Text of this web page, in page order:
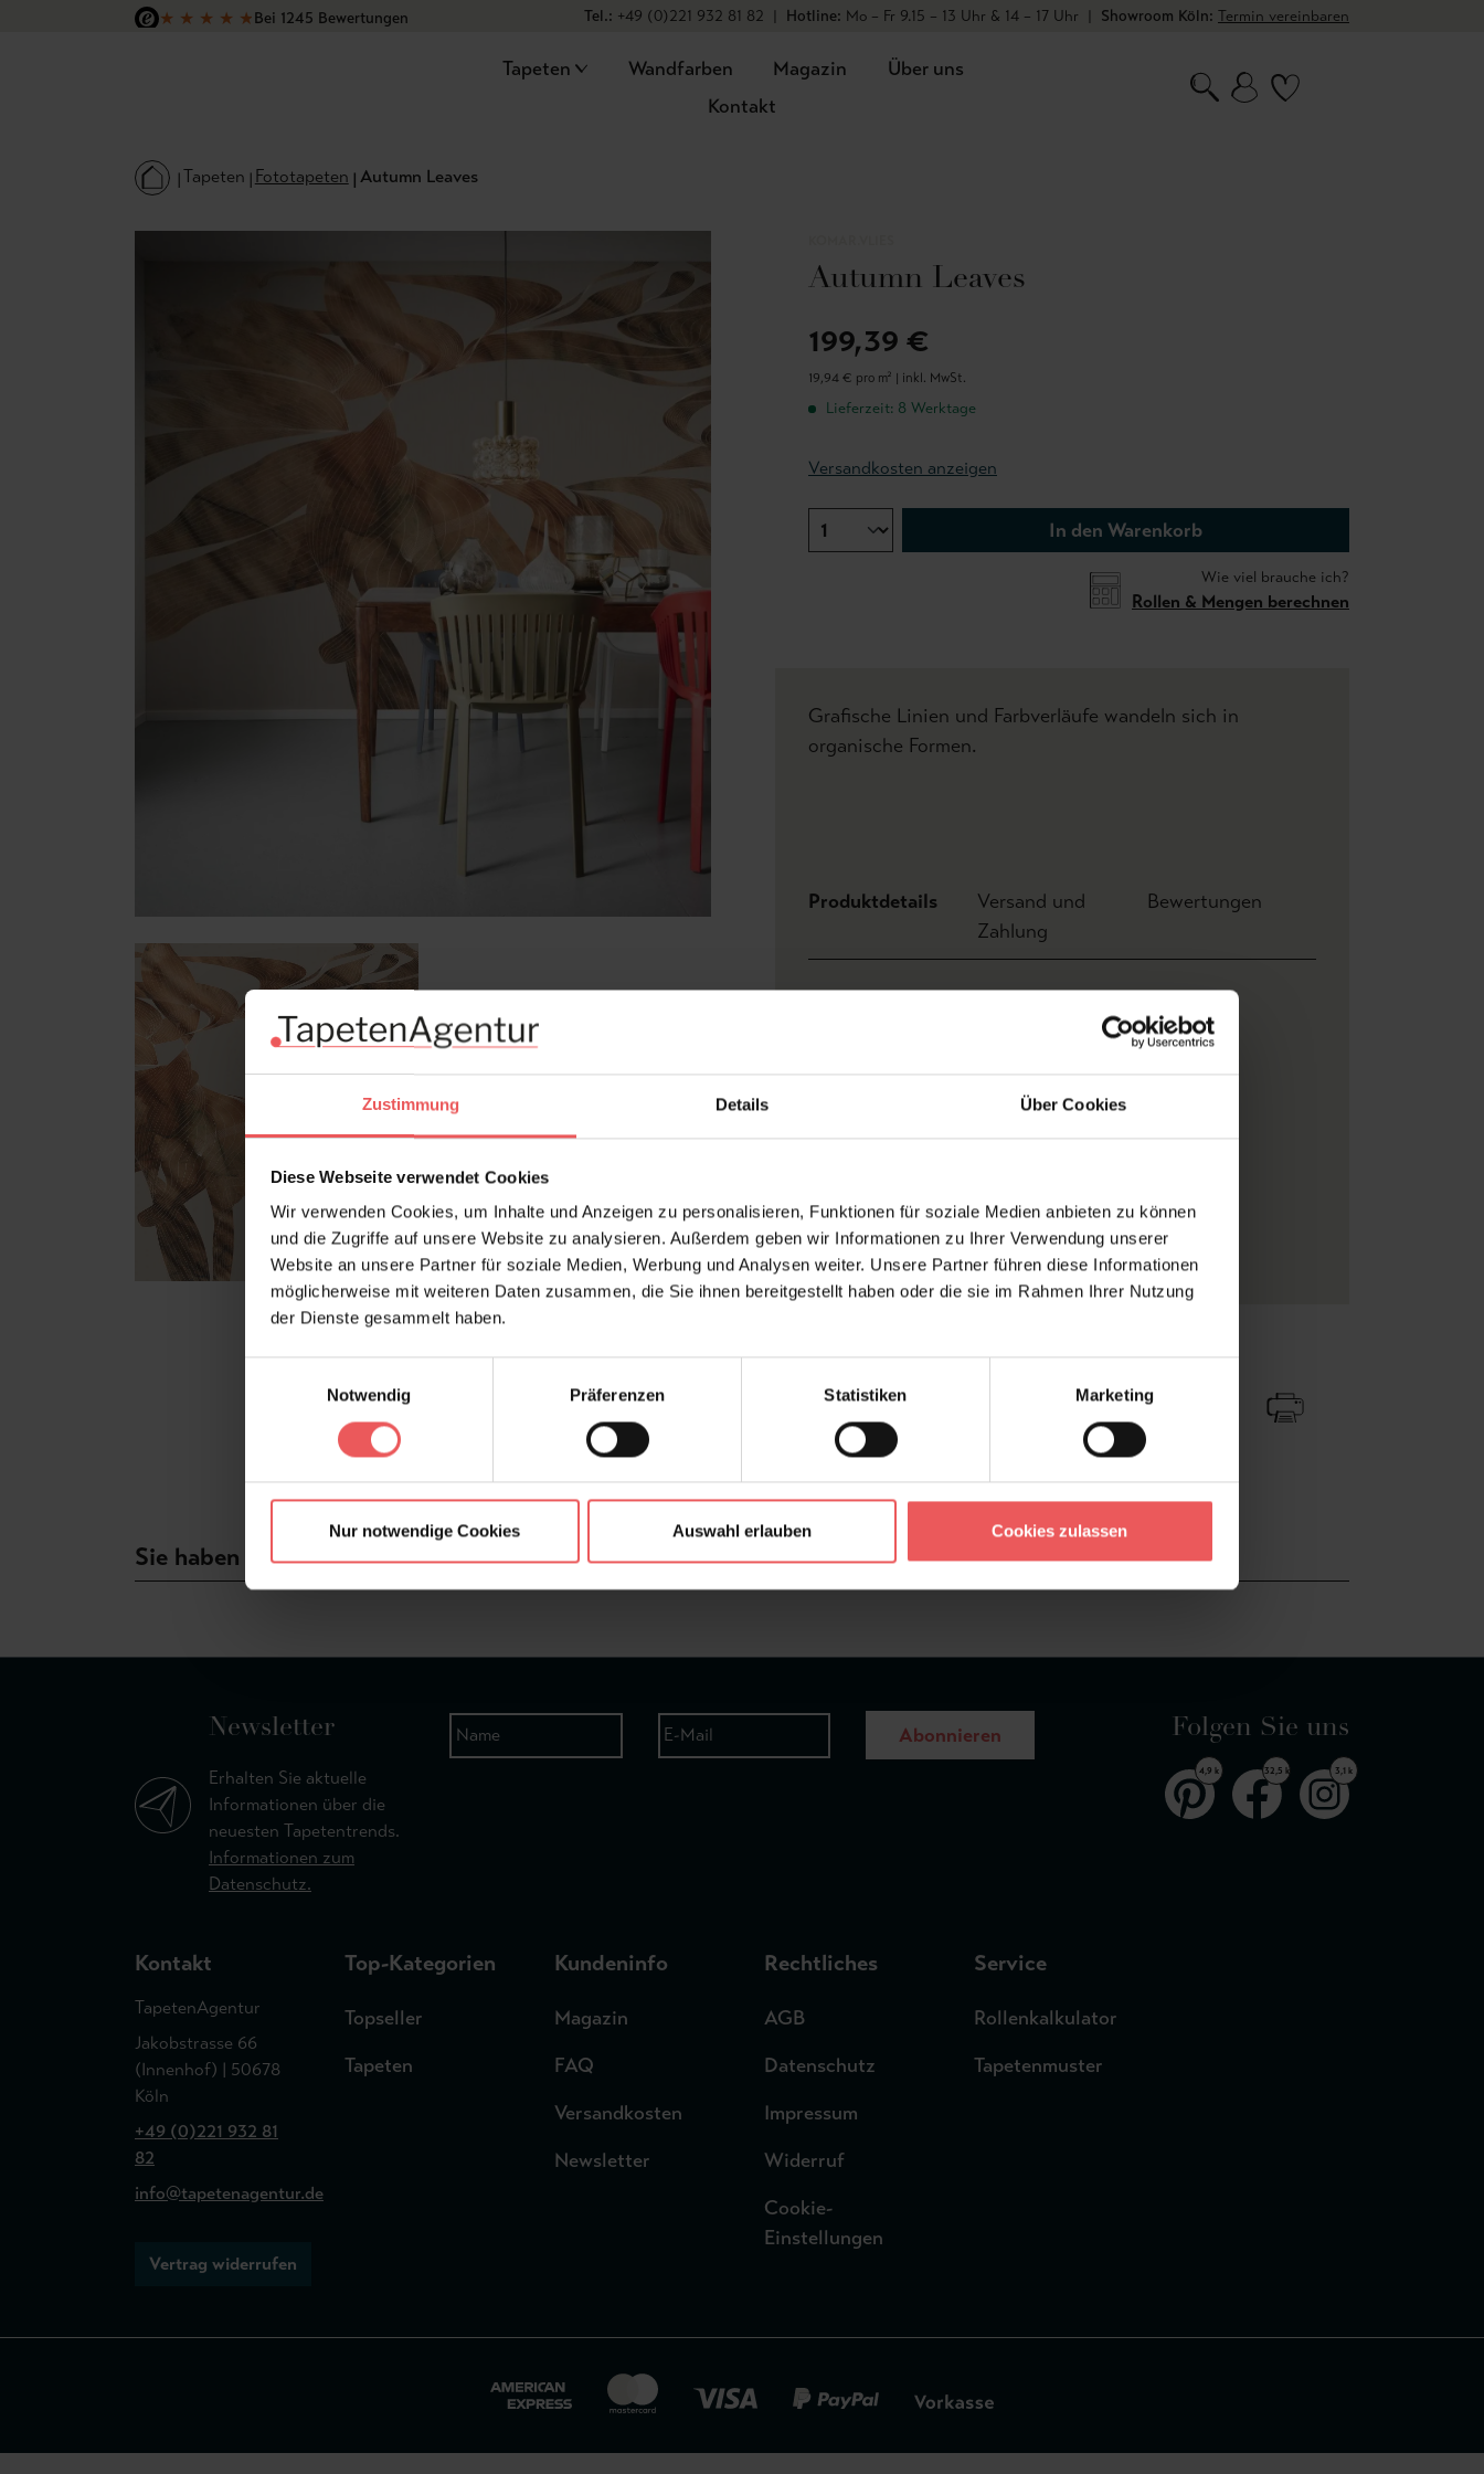
Zustimmung Details Über Cookies
Diese Webseite verwendet Cookies
Wir verwenden Cookies, um Inhalte und Anzeigen zu personalisieren, Funktionen für soziale Medien anbieten zu können
und die Zugriffe auf unsere Website zu analysieren. Außerdem geben wir Informationen zu Ihrer Verwendung unserer
Website an unsere Partner für soziale Medien, Werbung und Analysen weiter. Unsere Partner führen diese Informationen
möglicherweise mit weiteren Daten zusammen, die Sie ihnen bereitgestellt haben oder die sie im Rahmen Ihrer Nutzung
der Dienste gesammelt haben.
Notwendig
Präferenzen Statistiken Marketing
Nur notwendige Cookies Auswahl erlauben Cookies zulassen
Hauptinhalt springen
Zur Suche springen
Zur Hauptnavigation springen
★ ★ ★ ★ ★Bei 1245 Bewertungen
Tel.: +49 (0)221 932 81 82 | Hotline: Mo – Fr 9.15 – 13 Uhr & 14 – 17 Uhr | Showroom Köln: Termin vereinbaren
Tapeten Wandfarben Magazin
Über uns
Kontakt
Tapeten Fototapeten Autumn Leaves
Autumn Leaves
199,39 €
19,94 € pro m² | inkl. MwSt.
Lieferzeit: 8 Werktage
Versandkosten anzeigen
In den Warenkorb
Wie viel brauche ich?
Rollen & Mengen berechnen
Grafische Linien und Farbverläufe wandeln sich in
organische Formen.
Produktdetails
Versand und
Zahlung
Bewertungen
Design:
Formen, Wellen
Braun , Hellbraun
Stil:
FotoTapeten
Trägermaterial:
Vliestapeten
FAQ Zu Favoriten Teilen!
Sie haben Fragen zum Produkt? Frage stellen +49 (0)221 932 81 82
Newsletter
Erhalten Sie aktuelle
Informationen über die
neuesten Tapetentrends.
Informationen zum
Datenschutz.
Abonnieren Folgen Sie uns
4,9 k 32,5 k 3,1 k
Kontakt
TapetenAgentur
Jakobstrasse 66
(Innenhof) | 50678
Köln
+49 (0)221 932 81
82
info@tapetenagentur.de
Vertrag widerrufen
Top-Kategorien
Topseller
Tapeten
Kundeninfo
Magazin
FAQ
Versandkosten
Newsletter
Rechtliches
AGB
Datenschutz
Impressum
Widerruf
Cookie-
Einstellungen
Service
Rollenkalkulator
Tapetenmuster